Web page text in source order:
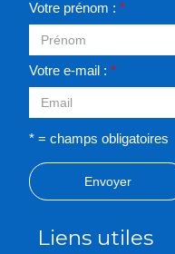
Votre prénom : *
Votre e-mail : *
* = champs obligatoires
Envoyer
Liens utiles